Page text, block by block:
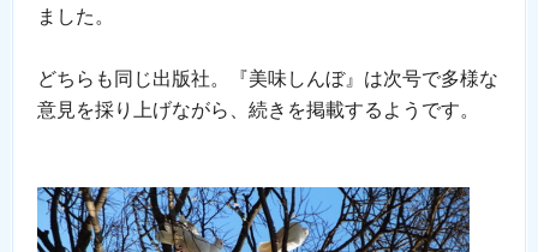
ました。
どちらも同じ出版社。『美味しんぼ』は次号で多様な
意見を採り上げながら、続きを掲載するようです。